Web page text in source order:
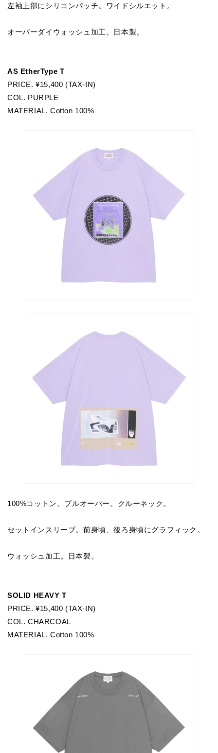
左袖上部にシリコンパッチ。ワイドシルエット。
オーバーダイウォッシュ加工。日本製。
AS EtherType T
PRICE. ¥15,400 (TAX-IN)
COL. PURPLE
MATERIAL. Cotton 100%
100%コットン。プルオーバー。クルーネック。
セットインスリーブ。前身頃、後ろ身頃にグラフィック。
ウォッシュ加工。日本製。
SOLID HEAVY T
PRICE. ¥15,400 (TAX-IN)
COL. CHARCOAL
MATERIAL. Cotton 100%